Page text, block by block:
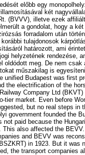
előbb egy
két
(BVVV), illetve ezek
a gondolat, hogy a
forradalom után
tulajdonosok
határozott, ami
helyzetének rendezése,
oldódott meg. De nem
műszakilag is
Budapest was first
the electrification of the
Company Ltd
tier market. Even before
but no real steps
government founded the
paid because the
This also affected the
and BEVV was
in 1923. But it
the transport companies